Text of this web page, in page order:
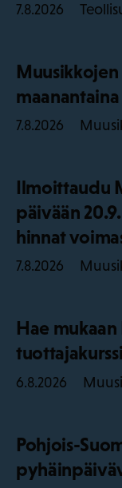
7.8.2026
maanantaina
7.8.2026
Ilmoittaudu
päivään
hinnat
7.8.2026
Hae mukaan
6.8.2026
Pohjois-